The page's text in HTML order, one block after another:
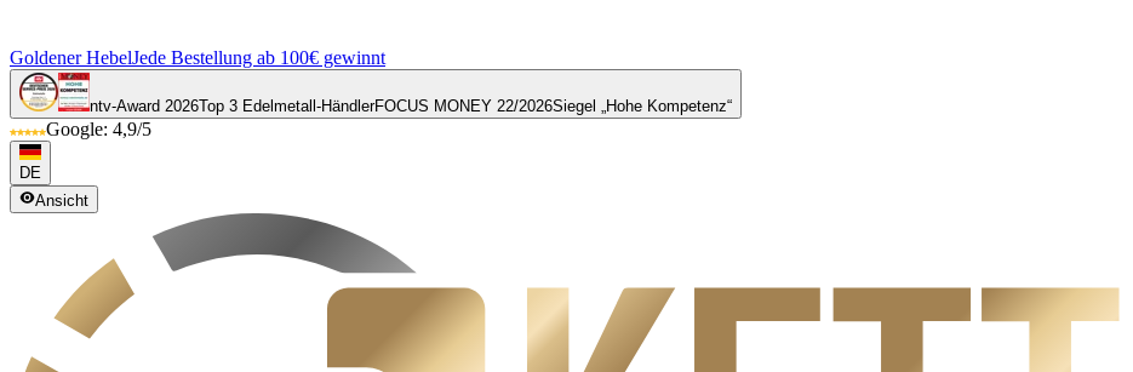
Goldener HebelJede Bestellung ab 100€ gewinnt
ntv-Award 2026Top 3 Edelmetall-HändlerFOCUS MONEY 22/2026Siegel „Hohe Kompetenz“
Google: 4,9/5
DE
Ansicht